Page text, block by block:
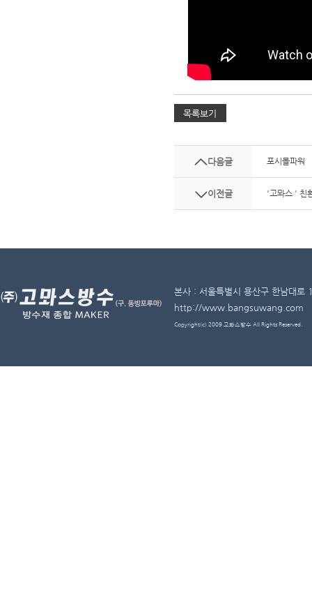
다음글 포시몰파워
이전글 '고뫄스 ' 친
본사 : 서울특별시 용산구 한남대
http://www.bangsuwang.com
Copyright(c) 2009 고뫄스방수 All Rights Reserved.